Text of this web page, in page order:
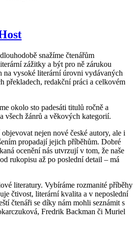
snažíme čtenářům
zážitky a být pro ně zárukou
na vysoké literární úrovni vydávaných
překladech, redakční práci a celkovém
okolo sto padesáti titulů ročně a
všech žánrů a věkových kategorií.
nejen nové české autory, ale i
propadají jejich příběhům. Dobré
ocenění nás utvrzují v tom, že naše
rukopisu až po poslední detail – má
literatury. Vybíráme rozmanité příběhy
čtivost, literární kvalita a v neposlední
čtenáři se díky nám mohli seznámit s
Fredrik Backman či Muriel